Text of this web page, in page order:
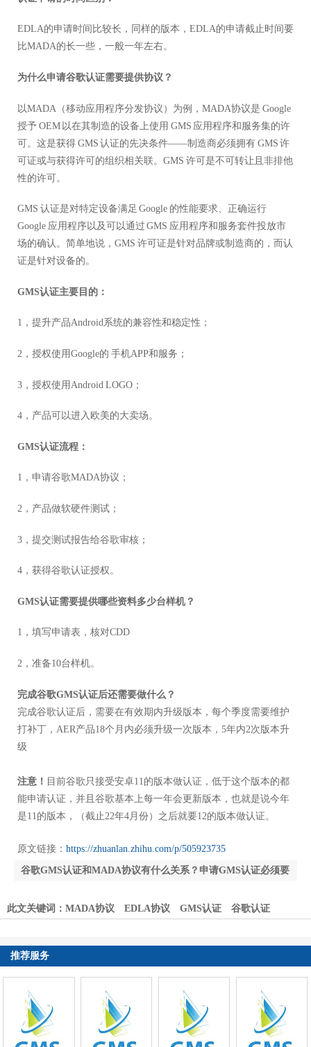
EDLA的申请时间比较长，同样的版本，EDLA的申请截止时间要
比MADA的长一些，一般一年左右。
为什么申请谷歌认证需要提供协议？
以MADA（移动应用程序分发协议）为例 ， MADA协议是 Google
授予 OEM 以在其制造的设备上使用 GMS 应用程序和服务集的许
可。这是获得 GMS 认证的先决条件——制造商必须拥有 GMS 许
可证或与获得许可的组织相关联。GMS 许可是不可转让且非排他
性的许可。
GMS 认证是对特定设备满足 Google 的性能要求、正确运行
Google 应用程序以及可以通过 GMS 应用程序和服务套件投放市
场的确认。简单地说，GMS 许可证是针对品牌或制造商的，而认
证是针对设备的。
GMS认证主要目的：
1，提升产品Android系统的兼容性和稳定性；
2，授权使用Google的 手机APP和服务；
3，授权使用Android LOGO；
4，产品可以进入欧美的大卖场。
GMS认证流程：
1，申请谷歌MADA协议；
2，产品做软硬件测试；
3，提交测试报告给谷歌审核；
4，获得谷歌认证授权。
GMS认证需要提供哪些资料多少台样机？
1，填写申请表，核对CDD
2，准备10台样机。
完成谷歌GMS认证后还需要做什么？
完成谷歌认证后，需要在有效期内升级版本，每个季度需要维护
打补丁，AER产品18个月内必须升级一次版本，5年内2次版本升
级
注意！ 目前谷歌只接受安卓11的版本做认证，低于这个版本的都
能申请认证，并且谷歌基本上每一年会更新版本，也就是说今年
是11的版本，（截止22年4月份）之后就要12的版本做认证。
原文链接： https://zhuanlan.zhihu.com/p/505923735
谷歌GMS认证和MADA协议有什么关系？申请GMS认证必须要
此文关键词： MADA协议 EDLA协议 GMS认证 谷歌认证
推荐服务